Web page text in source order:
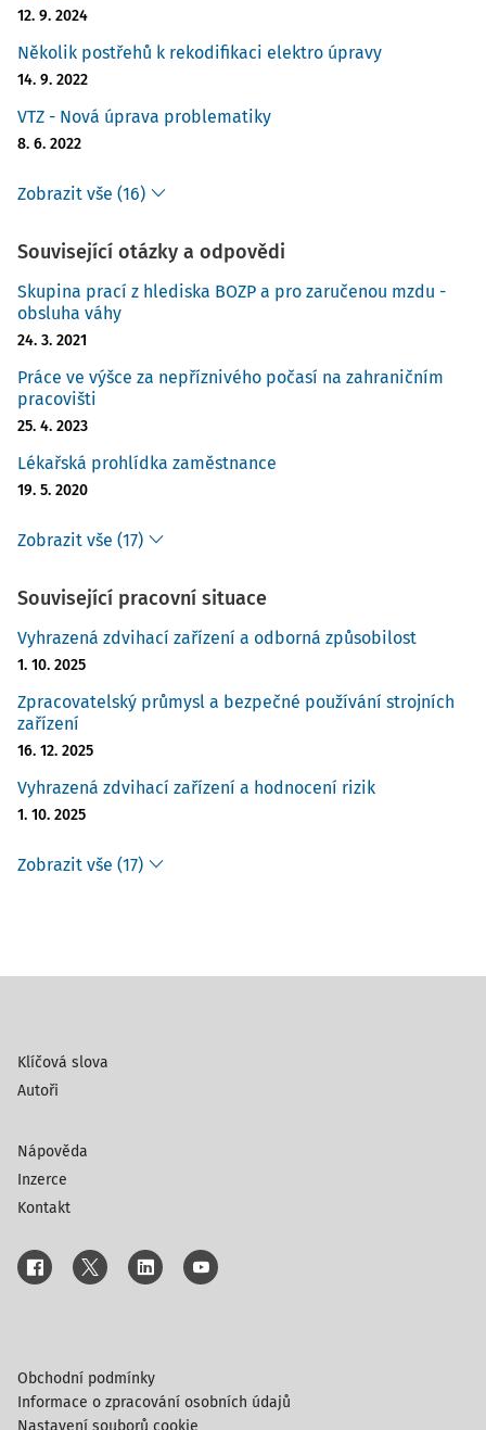
12. 9. 2024
Několik postřehů k rekodifikaci elektro úpravy
14. 9. 2022
VTZ - Nová úprava problematiky
8. 6. 2022
Zobrazit vše (16)
Související otázky a odpovědi
Skupina prací z hlediska BOZP a pro zaručenou mzdu -
obsluha váhy
24. 3. 2021
Práce ve výšce za nepříznivého počasí na zahraničním
pracovišti
25. 4. 2023
Lékařská prohlídka zaměstnance
19. 5. 2020
Zobrazit vše (17)
Související pracovní situace
Vyhrazená zdvihací zařízení a odborná způsobilost
1. 10. 2025
Zpracovatelský průmysl a bezpečné používání strojních
zařízení
16. 12. 2025
Vyhrazená zdvihací zařízení a hodnocení rizik
1. 10. 2025
Zobrazit vše (17)
Klíčová slova
Autoři
Nápověda
Inzerce
Kontakt
Obchodní podmínky
Informace o zpracování osobních údajů
Nastavení souborů cookie